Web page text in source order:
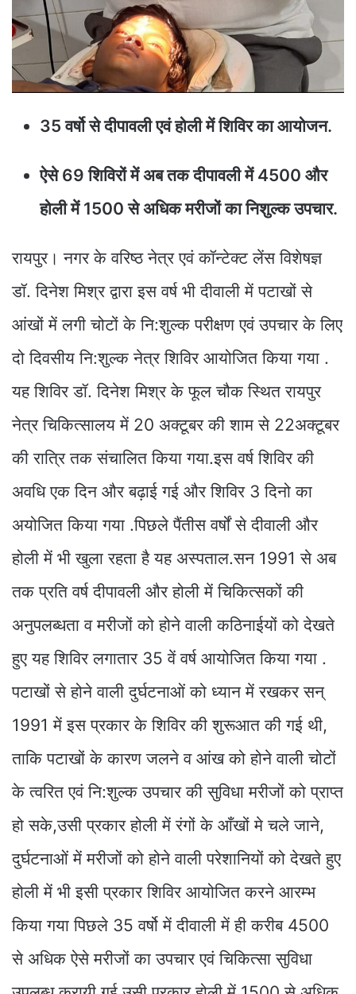
35 वर्षो से दीपावली एवं होली में शिविर का आयोजन.
ऐसे 69 शिविरों में अब तक दीपावली में 4500 और
होली में 1500 से अधिक मरीजों का निशुल्क उपचार.
रायपुर। नगर के वरिष्ठ नेत्र एवं कॉन्टेक्ट लेंस विशेषज्ञ
डॉ. दिनेश मिश्र द्वारा इस वर्ष भी दीवाली में पटाखों से
आंखों में लगी चोटों के नि:शुल्क परीक्षण एवं उपचार के लिए
दो दिवसीय नि:शुल्क नेत्र शिविर आयोजित किया गया .
यह शिविर डॉ. दिनेश मिश्र के फूल चौक स्थित रायपुर
नेत्र चिकित्सालय में 20 अक्टूबर की शाम से 22अक्टूबर
की रात्रि तक संचालित किया गया.इस वर्ष शिविर की
अवधि एक दिन और बढ़ाई गई और शिविर 3 दिनो का
अयोजित किया गया .पिछले पैंतीस वर्षों से दीवाली और
होली में भी खुला रहता है यह अस्पताल.सन 1991 से अब
तक प्रति वर्ष दीपावली और होली में चिकित्सकों की
अनुपलब्धता व मरीजों को होने वाली कठिनाईयों को देखते
हुए यह शिविर लगातार 35 वें वर्ष आयोजित किया गया .
पटाखों से होने वाली दुर्घटनाओं को ध्यान में रखकर सन्
1991 में इस प्रकार के शिविर की शुरूआत की गई थी,
ताकि पटाखों के कारण जलने व आंख को होने वाली चोटों
के त्वरित एवं नि:शुल्क उपचार की सुविधा मरीजों को प्राप्त
हो सके,उसी प्रकार होली में रंगों के आँखों मे चले जाने,
दुर्घटनाओं में मरीजों को होने वाली परेशानियों को देखते हुए
होली में भी इसी प्रकार शिविर आयोजित करने आरम्भ
किया गया पिछले 35 वर्षो में दीवाली में ही करीब 4500
से अधिक ऐसे मरीजों का उपचार एवं चिकित्सा सुविधा